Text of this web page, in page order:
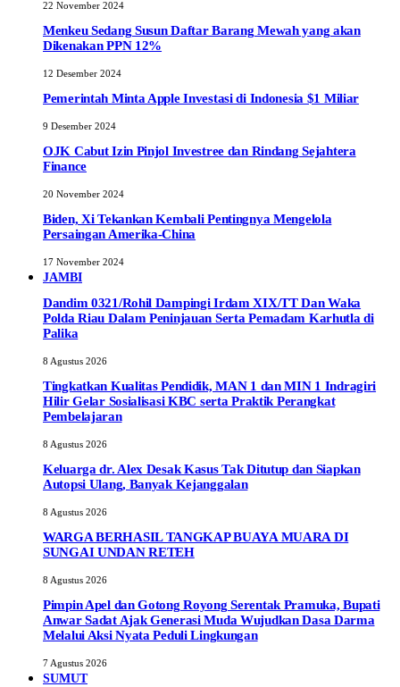
22 November 2024
Menkeu Sedang Susun Daftar Barang Mewah yang akan
Dikenakan PPN 12%
12 Desember 2024
Pemerintah Minta Apple Investasi di Indonesia $1 Miliar
9 Desember 2024
OJK Cabut Izin Pinjol Investree dan Rindang Sejahtera
Finance
20 November 2024
Biden, Xi Tekankan Kembali Pentingnya Mengelola
Persaingan Amerika-China
17 November 2024
JAMBI
Dandim 0321/Rohil Dampingi Irdam XIX/TT Dan Waka
Polda Riau Dalam Peninjauan Serta Pemadam Karhutla di
Palika
8 Agustus 2026
Tingkatkan Kualitas Pendidik, MAN 1 dan MIN 1 Indragiri
Hilir Gelar Sosialisasi KBC serta Praktik Perangkat
Pembelajaran
8 Agustus 2026
Keluarga dr. Alex Desak Kasus Tak Ditutup dan Siapkan
Autopsi Ulang, Banyak Kejanggalan
8 Agustus 2026
WARGA BERHASIL TANGKAP BUAYA MUARA DI
SUNGAI UNDAN RETEH
8 Agustus 2026
Pimpin Apel dan Gotong Royong Serentak Pramuka, Bupati
Anwar Sadat Ajak Generasi Muda Wujudkan Dasa Darma
Melalui Aksi Nyata Peduli Lingkungan
7 Agustus 2026
SUMUT